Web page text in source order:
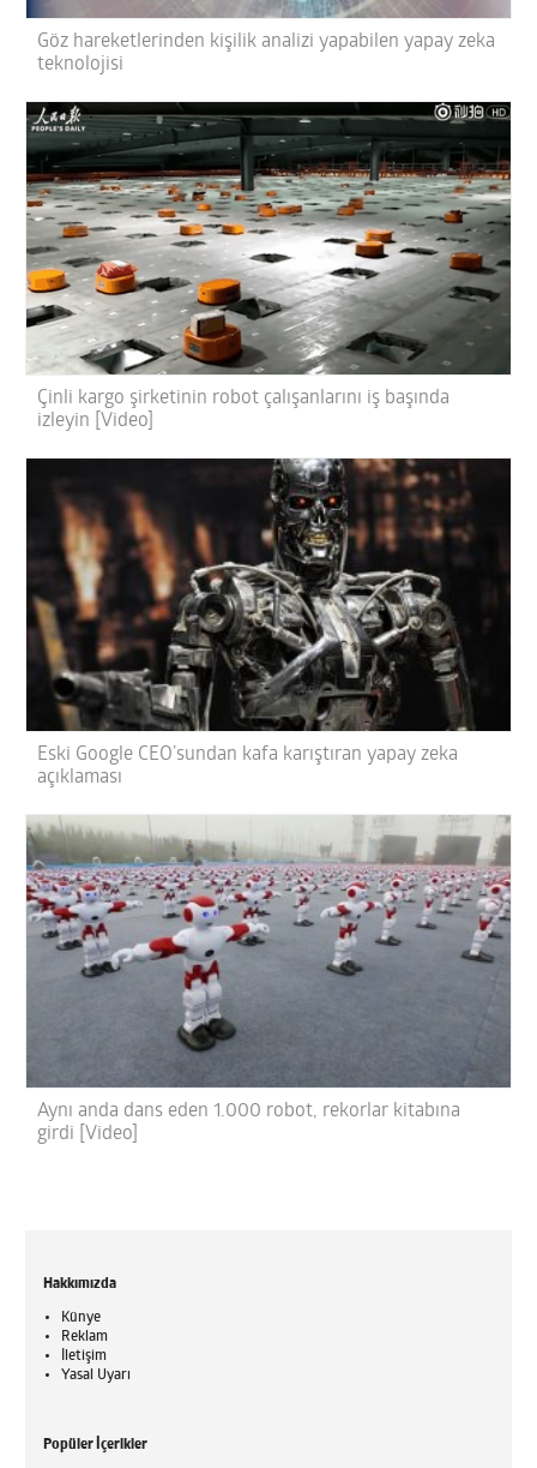
Göz hareketlerinden kişilik analizi yapabilen yapay zeka
teknolojisi
Çinli kargo şirketinin robot çalışanlarını iş başında
izleyin [Video]
Eski Google CEO’sundan kafa karıştıran yapay zeka
açıklaması
Aynı anda dans eden 1.000 robot, rekorlar kitabına
girdi [Video]
Hakkımızda
Künye
Reklam
İletişim
Yasal Uyarı
Popüler İçerikler